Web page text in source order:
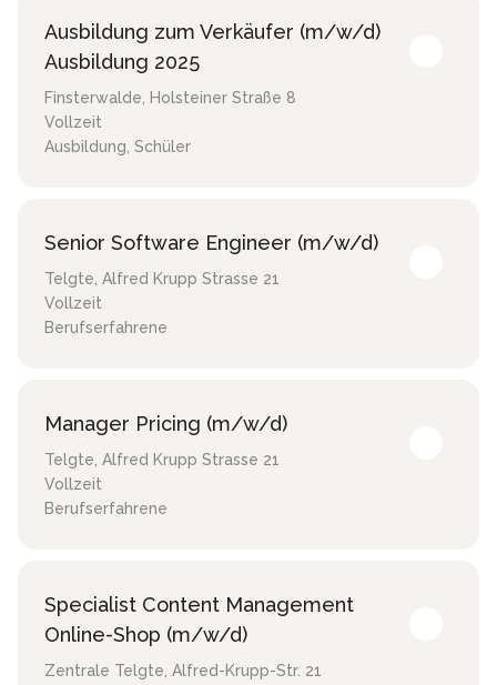
Ausbildung zum Verkäufer (m/w/d)
Ausbildung 2025
Finsterwalde, Holsteiner Straße 8
Vollzeit
Ausbildung, Schüler
Senior Software Engineer (m/w/d)
Telgte, Alfred Krupp Strasse 21
Vollzeit
Berufserfahrene
Manager Pricing (m/w/d)
Telgte, Alfred Krupp Strasse 21
Vollzeit
Berufserfahrene
Specialist Content Management
Online-Shop (m/w/d)
Zentrale Telgte, Alfred-Krupp-Str. 21